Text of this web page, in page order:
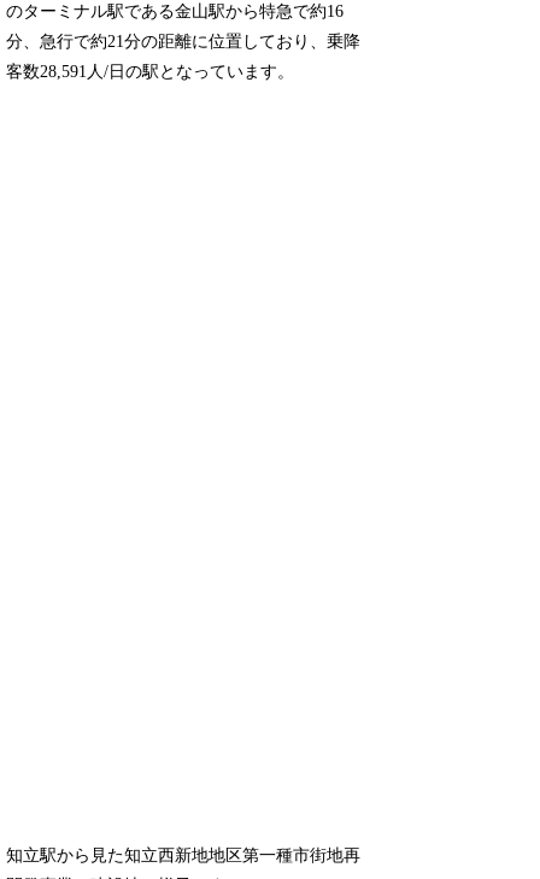
のターミナル駅である金山駅から特急で約16
分、急行で約21分の距離に位置しており、乗降
客数28,591人/日の駅となっています。
知立駅から見た知立西新地地区第一種市街地再